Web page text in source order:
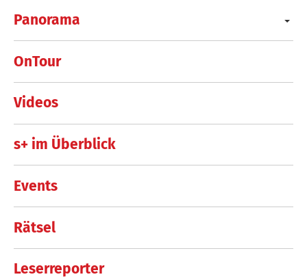
Panorama
OnTour
Videos
s+ im Überblick
Events
Rätsel
Leserreporter